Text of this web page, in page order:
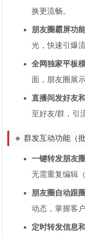
换更流畅。
朋友圈霸屏功
光，快速引爆
全网独家平板
面，朋友圈展
直播间发好友
至好友/群，引
🔹 群发互动功能（
一键转发朋友
无需重复编辑
朋友圈自动跟
动态，掌握客
定时转发信息